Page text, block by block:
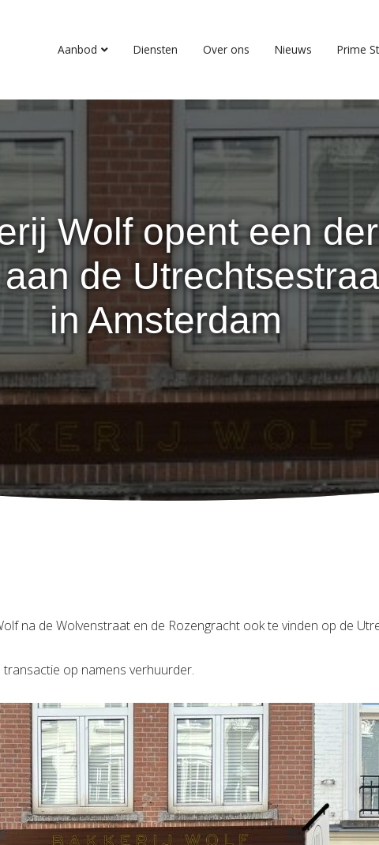
Aanbod Diensten Over ons Nieuws Prime
Wolf opent een
de
in Amsterdam
na de Wolvenstraat en de Rozengracht ook te vinden op de
op namens verhuurder.